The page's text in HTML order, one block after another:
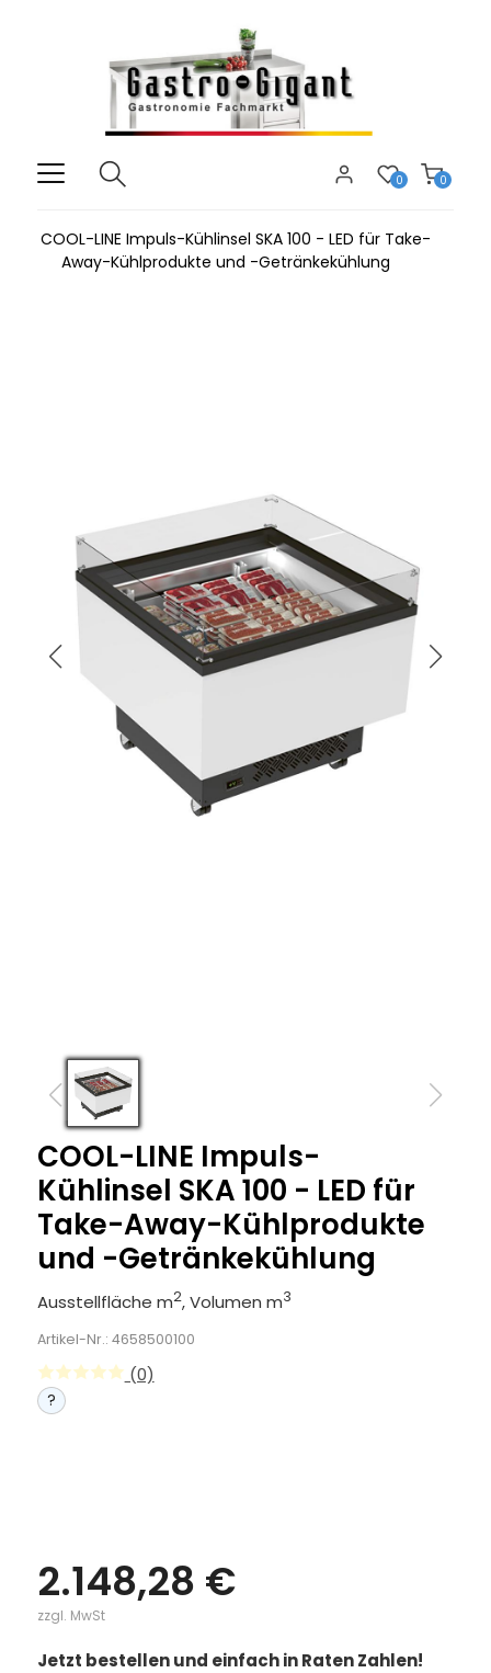
0
0
COOL-LINE Impuls-Kühlinsel SKA 100 - LED für Take-
Away-Kühlprodukte und -Getränkekühlung
COOL-LINE Impuls-
Kühlinsel SKA 100 - LED für
Take-Away-Kühlprodukte
und -Getränkekühlung
Ausstellfläche m2, Volumen m3
Artikel-Nr.: 4658500100
(0)
?
2.148,28 €
zzgl. MwSt
Jetzt bestellen und einfach in Raten Zahlen!